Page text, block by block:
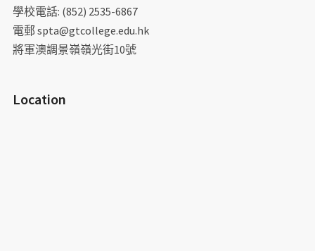
學校電話: (852) 2535-6867
電郵 spta@gtcollege.edu.hk
將軍澳調景嶺嶺光街10號
Location